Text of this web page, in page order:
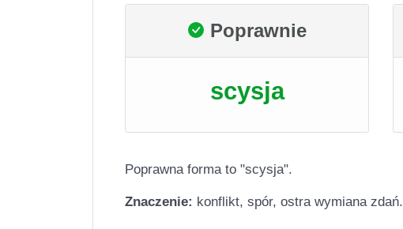
Poprawnie
scysja
Poprawna forma to "scysja".
Znaczenie: konflikt, spór, ostra wymiana zdań.